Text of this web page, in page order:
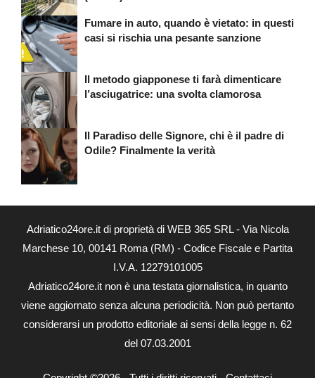
Fumare in auto, quando è vietato: in questi
casi si rischia una pesante sanzione
Il metodo giapponese ti farà dimenticare
l’asciugatrice: una svolta clamorosa
Il Paradiso delle Signore, chi è il padre di
Odile? Finalmente la verità
Adriatico24ore.it di proprietà di WEB 365 SRL - Via Nicola
Marchese 10, 00141 Roma (RM) - Codice Fiscale e Partita
I.V.A. 12279101005
Adriatico24ore.it non è una testata giornalistica, in quanto
viene aggiornato senza alcuna periodicità. Non può pertanto
considerarsi un prodotto editoriale ai sensi della legge n. 62
del 07.03.2001